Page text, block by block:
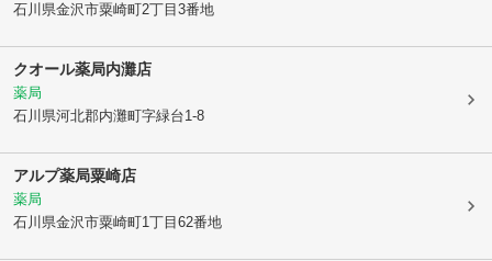
石川県金沢市粟崎町2丁目3番地
クオール薬局内灘店
薬局
石川県河北郡内灘町字緑台1-8
アルプ薬局粟崎店
薬局
石川県金沢市粟崎町1丁目62番地